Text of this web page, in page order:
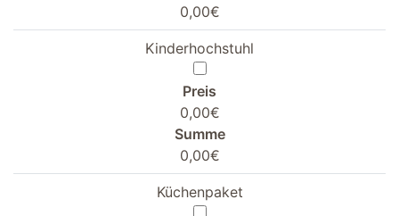
0,00€
Kinderhochstuhl
Preis
0,00€
Summe
0,00€
Küchenpaket